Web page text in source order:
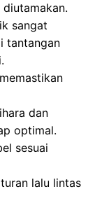
sangat
tantangan
dan
optimal.
sesuai
lalu lintas